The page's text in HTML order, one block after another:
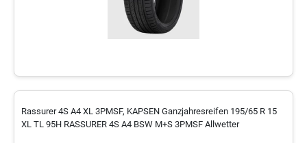
Rassurer 4S A4 XL 3PMSF, KAPSEN Ganzjahresreifen 195/65 R 15
XL TL 95H RASSURER 4S A4 BSW M+S 3PMSF Allwetter